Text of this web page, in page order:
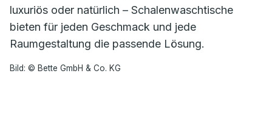
luxuriös oder natürlich – Schalenwaschtische
bieten für jeden Geschmack und jede
Raumgestaltung die passende Lösung.
Bild: © Bette GmbH & Co. KG